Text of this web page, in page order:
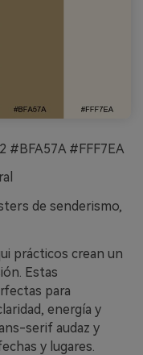
#BFA57A #FFF7EA
de senderismo,
prácticos crean un
Estas
para
energía y
serif audaz y
y lugares.